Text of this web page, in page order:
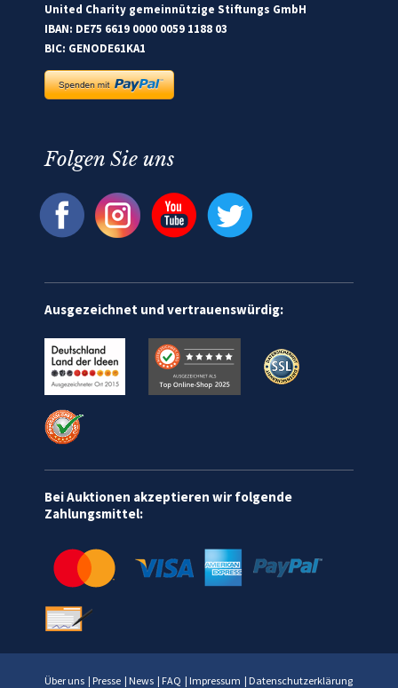
United Charity gemeinnützige Stiftungs GmbH
IBAN: DE75 6619 0000 0059 1188 03
BIC: GENODE61KA1
Folgen Sie uns
Ausgezeichnet und vertrauenswürdig:
Bei Auktionen akzeptieren wir folgende
Zahlungsmittel:
Über uns | Presse | News | FAQ | Impressum | Datenschutzerklärung